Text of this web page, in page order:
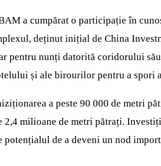
a cumpărat o participație în
deținut inițial de China
pentru nunți datorită coridorului
și ale birourilor pentru a spori
a peste 90 000 de metri
milioane de metri pătrați.
potențialul de a deveni un nod